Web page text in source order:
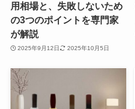
用相場と、失敗しないため
の3つのポイントを専門家
が解説
2025年9月12日 2025年10月5日